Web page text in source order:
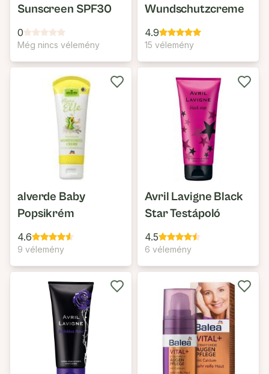
Sunscreen SPF30
0
Még nincs vélemény
Wundschutzcreme
4.9
15 vélemény
alverde Baby
Popsikrém
4.6
9 vélemény
Avril Lavigne Black
Star Testápoló
4.5
6 vélemény